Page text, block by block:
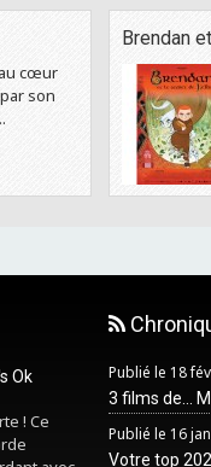
cœur
son
Brendan
Ok
! Ce
Publié le 18
3 films de...
Publié le 16
Votre top